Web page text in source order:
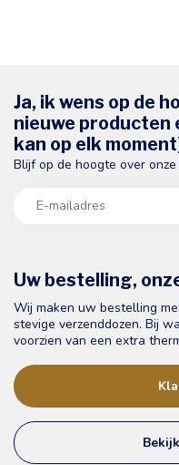
Uw bestelling,
Wij maken uw bestelling
stevige verzenddozen. Bij
voorzien van een extra
Ja, ik wens op de
nieuwe producten
kan op elk
Blijf op de hoogte over